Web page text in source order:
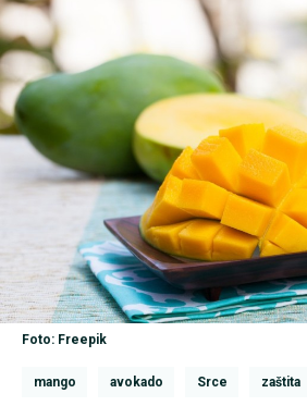
Foto: Freepik
mango avokado Srce zaštita